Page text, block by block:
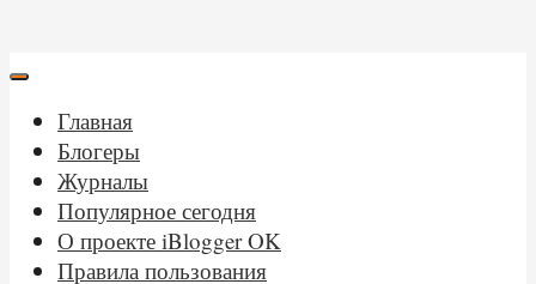
Главная
Блогеры
Журналы
Популярное сегодня
О проекте iBlogger OK
Правила пользования